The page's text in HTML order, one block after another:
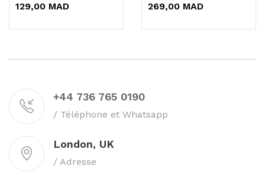
129,00 MAD 269,00 MAD
+44 736 765 0190
/ Téléphone et Whatsapp
London, UK
/ Adresse